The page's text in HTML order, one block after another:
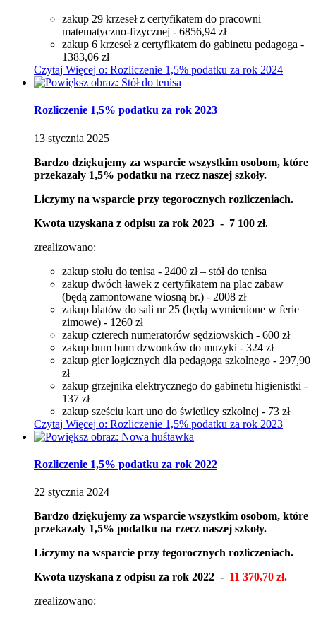
zakup 29 krzeseł z certyfikatem do pracowni
matematyczno-fizycznej - 6856,94 zł
zakup 6 krzeseł z certyfikatem do gabinetu pedagoga -
1383,06 zł
Czytaj Więcej o: Rozliczenie 1,5% podatku za rok 2024
Rozliczenie 1,5% podatku za rok 2023
13 stycznia 2025
Bardzo dziękujemy za wsparcie wszystkim osobom, które
przekazały 1,5% podatku na rzecz naszej szkoły.
Liczymy na wsparcie przy tegorocznych rozliczeniach.
Kwota uzyskana z odpisu za rok 2023 - 7 100 zł.
zrealizowano:
zakup stołu do tenisa - 2400 zł – stół do tenisa
zakup dwóch ławek z certyfikatem na plac zabaw
(będą zamontowane wiosną br.) - 2008 zł
zakup blatów do sali nr 25 (będą wymienione w ferie
zimowe) - 1260 zł
zakup czterech numeratorów sędziowskich - 600 zł
zakup bum bum dzwonków do muzyki - 324 zł
zakup gier logicznych dla pedagoga szkolnego - 297,90
zł
zakup grzejnika elektrycznego do gabinetu higienistki -
137 zł
zakup sześciu kart uno do świetlicy szkolnej - 73 zł
Czytaj Więcej o: Rozliczenie 1,5% podatku za rok 2023
Rozliczenie 1,5% podatku za rok 2022
22 stycznia 2024
Bardzo dziękujemy za wsparcie wszystkim osobom, które
przekazały 1,5% podatku na rzecz naszej szkoły.
Liczymy na wsparcie przy tegorocznych rozliczeniach.
Kwota uzyskana z odpisu za rok 2022 - 11 370,70 zł.
zrealizowano: